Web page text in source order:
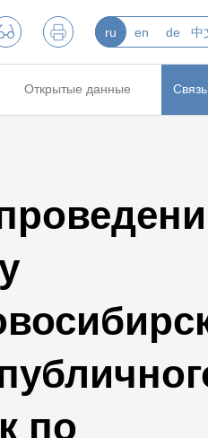
ru en de 中
Открытые данные
по